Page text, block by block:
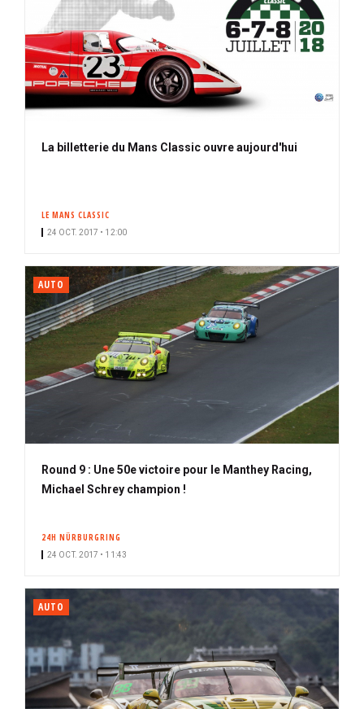
La billetterie du Mans Classic ouvre aujourd'hui
LE MANS CLASSIC
24 OCT. 2017 • 12:00
AUTO
Round 9 : Une 50e victoire pour le Manthey Racing,
Michael Schrey champion !
24H NÜRBURGRING
24 OCT. 2017 • 11:43
AUTO